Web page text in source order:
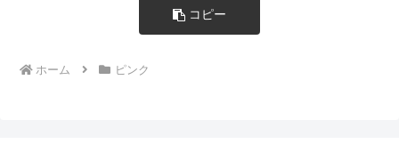
コピー
ホーム ピンク